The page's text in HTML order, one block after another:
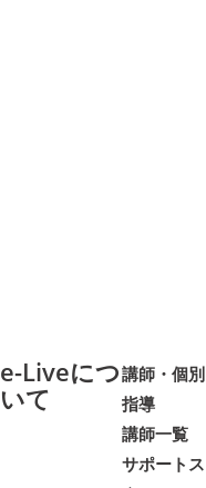
e-Liveにつ
いて
講師・個別
指導
講師一覧
サポートス